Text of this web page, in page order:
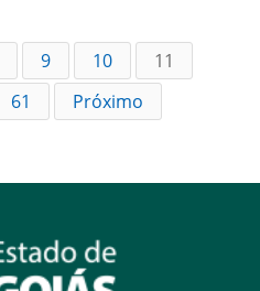
9 10
11
61 Próximo